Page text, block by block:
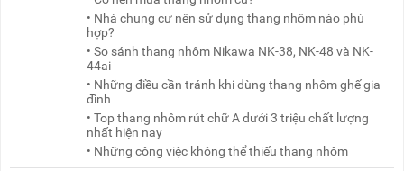
• Nhà chung cư nên sử dụng thang nhôm nào phù
hợp?
• So sánh thang nhôm Nikawa NK-38, NK-48 và NK-
44ai
• Những điều cần tránh khi dùng thang nhôm ghế gia
đình
• Top thang nhôm rút chữ A dưới 3 triệu chất lượng
nhất hiện nay
• Những công việc không thể thiếu thang nhôm